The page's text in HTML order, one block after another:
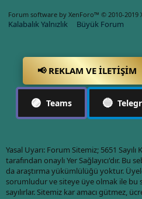
Forum software by XenForo™ © 2010-2019
Kalabalık Yalnızlık Büyük Forum
📢 REKLAM VE İLETIŞIM
🟣 Teams 🔵
Yasal Uyarı: Forum Sitemiz; 5651
tarafından onaylı Yer Sağlayıcı'dır.
da araştırma yükümlülüğü yoktur.
sorumludur ve siteye üye olmak ile
sayılırlar. Sitemiz kar amacı gütmez,